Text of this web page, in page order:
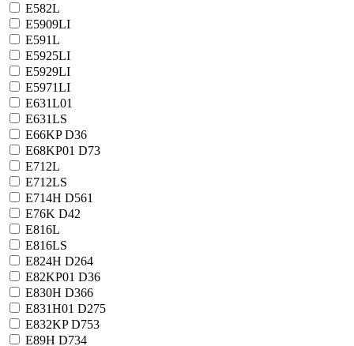
E582L
E5909LI
E591L
E5925LI
E5929LI
E5971LI
E631L01
E631LS
E66KP D36
E68KP01 D73
E712L
E712LS
E714H D561
E76K D42
E816L
E816LS
E824H D264
E82KP01 D36
E830H D366
E831H01 D275
E832KP D753
E89H D734